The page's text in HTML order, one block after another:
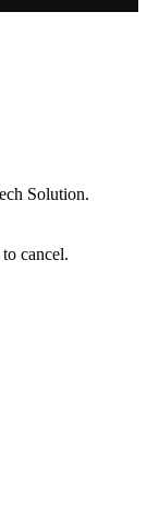
Solution.
to cancel.